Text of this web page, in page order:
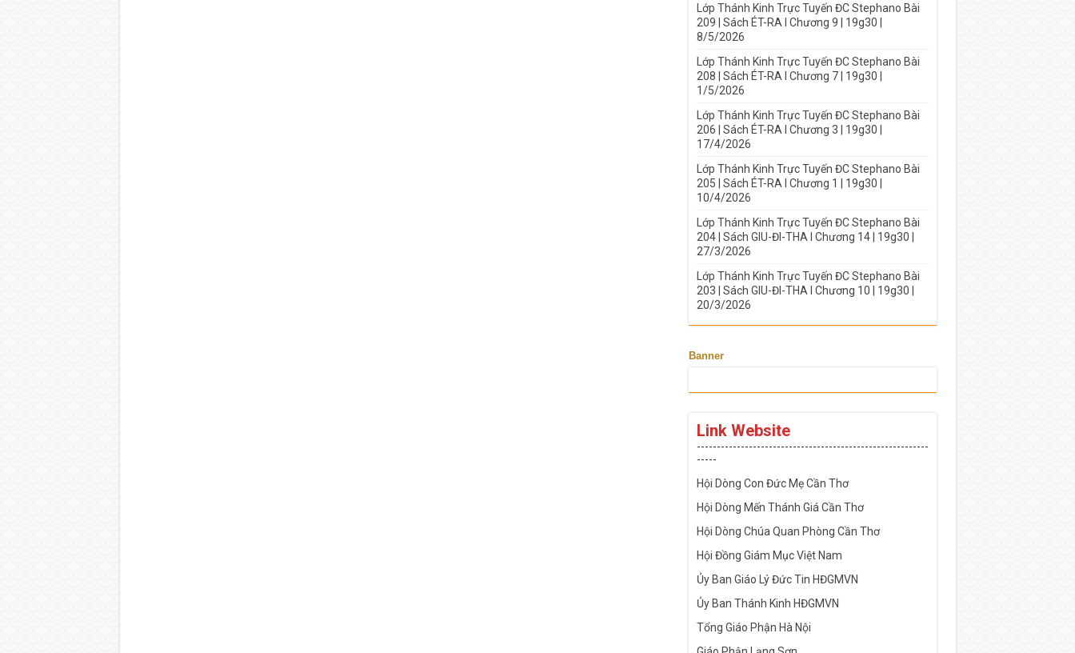
Lớp Thánh Kinh Trực Tuyến ĐC Stephano Bài
209 | Sách ÉT-RA I Chương 9 | 19g30 |
8/5/2026
Lớp Thánh Kinh Trực Tuyến ĐC Stephano Bài
208 | Sách ÉT-RA I Chương 7 | 19g30 |
1/5/2026
Lớp Thánh Kinh Trực Tuyến ĐC Stephano Bài
206 | Sách ÉT-RA I Chương 3 | 19g30 |
17/4/2026
Lớp Thánh Kinh Trực Tuyến ĐC Stephano Bài
205 | Sách ÉT-RA I Chương 1 | 19g30 |
10/4/2026
Lớp Thánh Kinh Trực Tuyến ĐC Stephano Bài
204 | Sách GIU-ĐI-THA I Chương 14 | 19g30 |
27/3/2026
Lớp Thánh Kinh Trực Tuyến ĐC Stephano Bài
203 | Sách GIU-ĐI-THA I Chương 10 | 19g30 |
20/3/2026
Banner
Link Website
----------------------------------------------------------
-----
Hội Dòng Con Đức Mẹ Cần Thơ
Hội Dòng Mến Thánh Giá Cần Thơ
Hội Dòng Chúa Quan Phòng Cần Thơ
Hội Đồng Giám Mục Việt Nam
Ủy Ban Giáo Lý Đức Tin HĐGMVN
Ủy Ban Thánh Kinh HĐGMVN
Tổng Giáo Phận Hà Nội